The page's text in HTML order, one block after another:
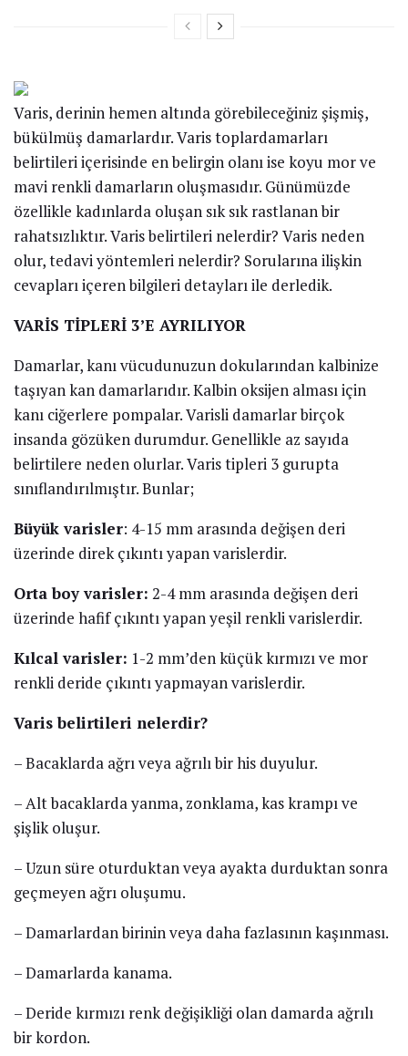
Varis, derinin hemen altında görebileceğiniz şişmiş,
bükülmüş damarlardır. Varis toplardamarları
belirtileri içerisinde en belirgin olanı ise koyu mor ve
mavi renkli damarların oluşmasıdır. Günümüzde
özellikle kadınlarda oluşan sık sık rastlanan bir
rahatsızlıktır. Varis belirtileri nelerdir? Varis neden
olur, tedavi yöntemleri nelerdir? Sorularına ilişkin
cevapları içeren bilgileri detayları ile derledik.
VARİS TİPLERİ 3’E AYRILIYOR
Damarlar, kanı vücudunuzun dokularından kalbinize
taşıyan kan damarlarıdır. Kalbin oksijen alması için
kanı ciğerlere pompalar. Varisli damarlar birçok
insanda gözüken durumdur. Genellikle az sayıda
belirtilere neden olurlar. Varis tipleri 3 gurupta
sınıflandırılmıştır. Bunlar;
Büyük varisler: 4-15 mm arasında değişen deri
üzerinde direk çıkıntı yapan varislerdir.
Orta boy varisler: 2-4 mm arasında değişen deri
üzerinde hafif çıkıntı yapan yeşil renkli varislerdir.
Kılcal varisler: 1-2 mm’den küçük kırmızı ve mor
renkli deride çıkıntı yapmayan varislerdir.
Varis belirtileri nelerdir?
– Bacaklarda ağrı veya ağrılı bir his duyulur.
– Alt bacaklarda yanma, zonklama, kas krampı ve
şişlik oluşur.
– Uzun süre oturduktan veya ayakta durduktan sonra
geçmeyen ağrı oluşumu.
– Damarlardan birinin veya daha fazlasının kaşınması.
– Damarlarda kanama.
– Deride kırmızı renk değişikliği olan damarda ağrılı
bir kordon.